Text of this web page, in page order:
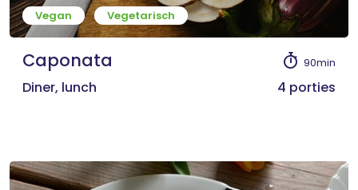
Vegan Vegetarisch
Caponata 90min
Diner, lunch 4 porties